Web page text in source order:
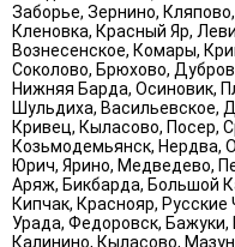
Заборье, Зернино,
Кленовка, Красный Яр,
Вознесенское, Комары,
Соколово, Брюхово,
Нижняя Барда, Осиновик,
Шульдиха, Васильевское,
Кривец, Кыласово, Посер,
Козьмодемьянск, Нердва,
Юрич, Ярино, Медведево,
Аряж, Бикбарда, Большой
Кипчак, Краснояр,
Урада, Федоровск,
Калинино, Кыласово,